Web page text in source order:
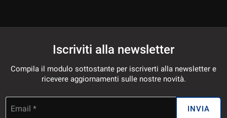
Iscriviti alla newsletter
Compila il modulo sottostante per iscriverti alla newsletter e
ricevere aggiornamenti sulle nostre novità.
Email * INVIA